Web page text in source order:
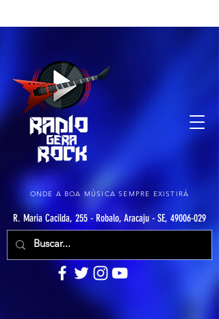
ONDE A BOA MÚSICA SEMPRE EXISTIRÁ
R. Maria Cacilda, 255 - Robalo, Aracaju - SE, 49006-029